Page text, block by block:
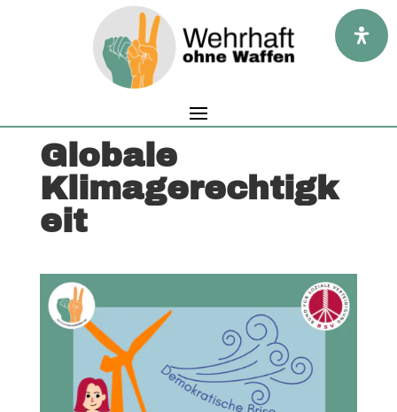
Globale
Klimagerechtigk
eit